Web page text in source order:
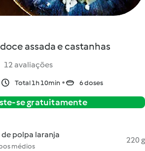
assada e castanhas
12 avaliações
Total 1h 10min 6 doses
se gratuitamente
polpa laranja
médios
220 g